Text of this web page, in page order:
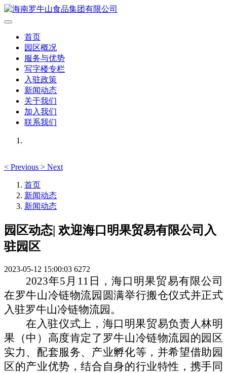
首页
园区概况
服务与优势
写字楼专栏
入驻政策
新闻动态
关于我们
加入我们
联系我们
< Previous > Next
首页
新闻动态
新闻动态
园区动态| 欢迎海口明果贸易有限公司入
驻园区
2023-05-12 15:00:03 6272
2023年5月11日，海口明果贸易有限公司
在罗牛山冷链物流园圆满举行搬仓仪式并正式
入驻罗牛山冷链物流园。
在入驻仪式上，海口明果贸易负责人林明
果（中）高度肯定了罗牛山冷链物流园的园区
实力、配套服务、产业孵化等，并希望借助园
区的产业优势，结合自身的行业特性，携手同